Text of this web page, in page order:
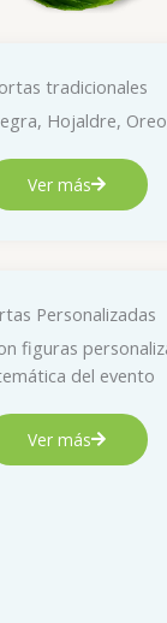
tradicionales
Hojaldre,
Ver más
Personalizadas
figuras
del evento
Ver más